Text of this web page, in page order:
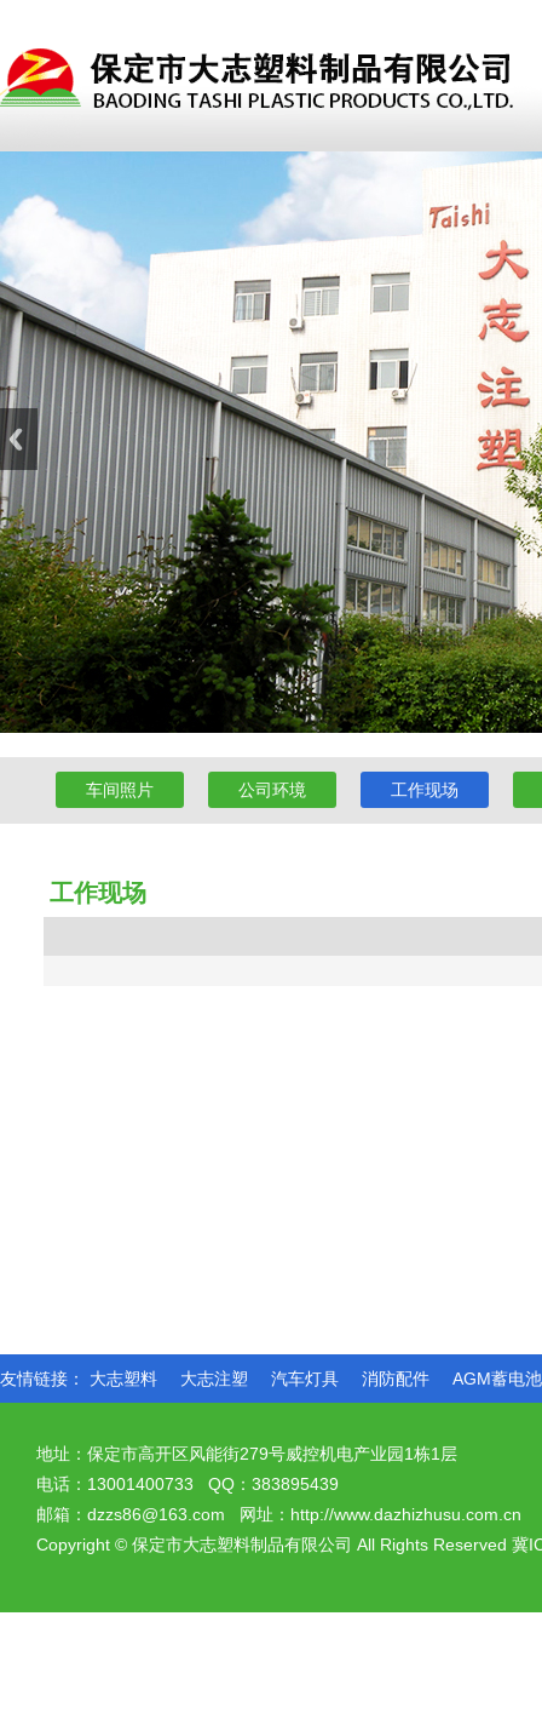
车间照片 公司环境 工作现场
工作现场
友情链接： 大志塑料 大志注塑 汽车灯具 消防配件 AGM蓄电
地址：保定市高开区风能街279号威控机电产业园1栋1层
电话：13001400733 QQ：383895439
邮箱：dzzs86@163.com 网址：http://www.dazhizhusu.com.cn
Copyright © 保定市大志塑料制品有限公司 All Rights Reserved 冀